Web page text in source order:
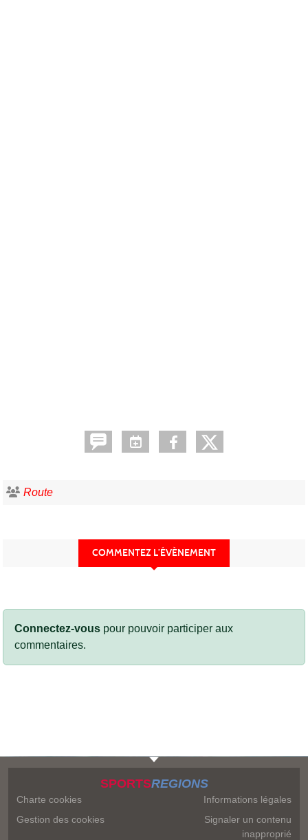
Route
COMMENTEZ L’ÉVÈNEMENT
Connectez-vous pour pouvoir participer aux
commentaires.
SPORTSREGIONS
Charte cookies
Gestion des cookies
Informations légales
Signaler un contenu
inapproprié